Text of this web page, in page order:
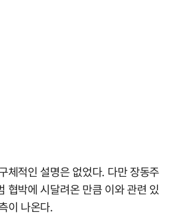
체적인 설명은 없었다. 다만 장동주
협박에 시달려온 만큼 이와 관련 있
이 나온다.